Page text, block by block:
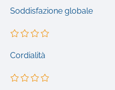
Soddisfazione globale
Cordialità